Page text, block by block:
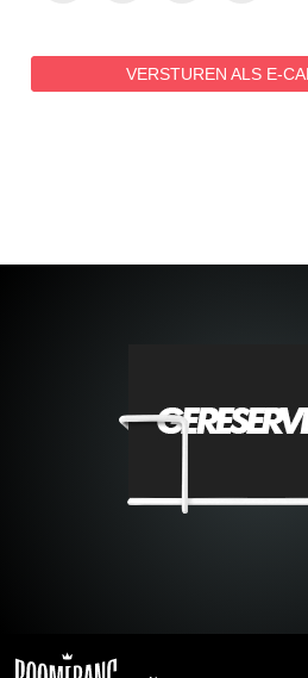
VERSTUREN ALS E-